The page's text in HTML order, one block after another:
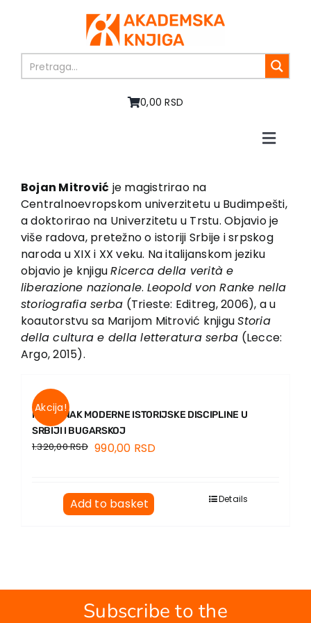
0,00 RSD
Toggle
About us
Books
In preparation
Sale
Authors
News
EU PROJECTS
Contact
Bojan Mitrović je magistrirao na
Centralnoevropskom univerzitetu u Budimpešti,
a doktorirao na Univerzitetu u Trstu. Objavio je
više radova, pretežno o istoriji Srbije i srpskog
naroda u XIX i XX veku. Na italijanskom jeziku
objavio je knjiguRicerca della verità e
liberazione nazionale. Leopold von Ranke nella
storiografia serba (Trieste: Editreg, 2006), a u
koautorstvu sa Marijom Mitrović knjiguStoria
della cultura e della letteratura serba (Lecce:
Argo, 2015).
Akcija!
NASTANAK MODERNE ISTORIJSKE DISCIPLINE U
SRBIJI I BUGARSKOJ
1.320,00RSD 990,00 RSD
Add to basket Details
Subscribe to the